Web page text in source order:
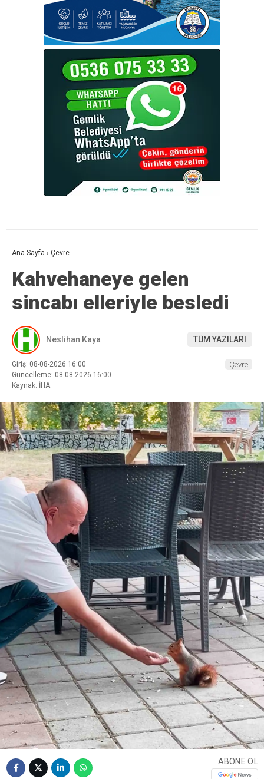
Ana Sayfa › Çevre
Kahvehaneye gelen
sincabı elleriyle besledi
Neslihan Kaya TÜM YAZILARI
Giriş: 08-08-2026 16:00
Güncelleme: 08-08-2026 16:00
Kaynak: İHA
Çevre
ABONE OL